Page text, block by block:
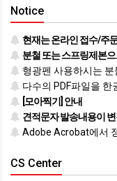
사이버몰의 초
약관의 내용은
할 수 있습니다.
"몰"은 이용자
정하여져 있는
같은 중요한 내
연결화면 또는
구하여야 합니
법률」, 「약관
전자거래기본
Notice
현재는 온라인 접수/주
분철 또는 스프링제본
형광펜 사용하시는 분
다수의 PDF파일을 한권으
[모아찍기] 안내
견적문자 발송내용이
Adobe Acrobat에서 정
CS Center